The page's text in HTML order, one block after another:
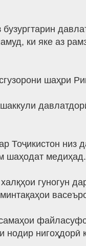
ки яке аз
шаҳри
Тоҷикистон низ
шаҳодат медиҳад.
гуногун
нодир нигоҳдорӣ